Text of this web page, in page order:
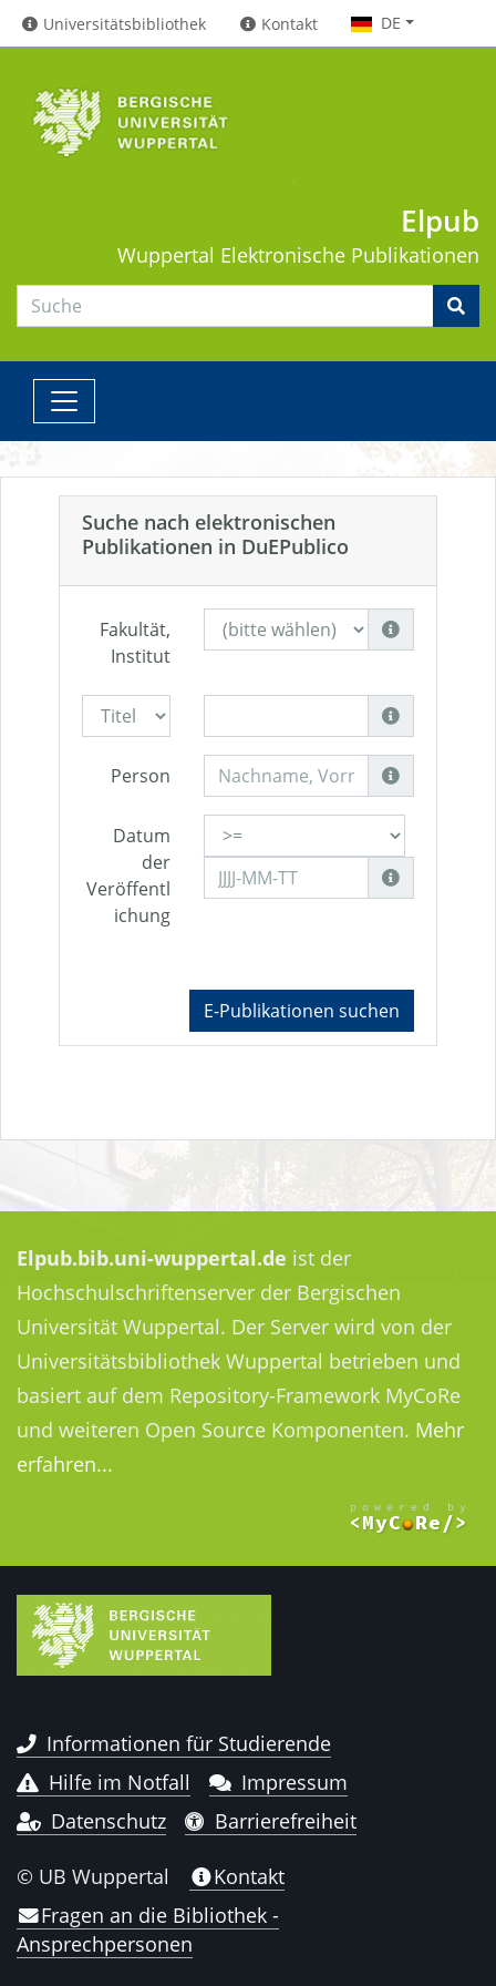
Universitätsbibliothek Kontakt DE
Elpub
Wuppertal Elektronische Publikationen
Suche nach elektronischen
Publikationen in DuEPublico
Fakultät,
Institut
Person
Datum
der
Veröffentl
ichung
E-Publikationen suchen
Elpub.bib.uni-wuppertal.de ist der
Hochschulschriftenserver der Bergischen
Universität Wuppertal. Der Server wird von der
Universitätsbibliothek Wuppertal betrieben und
basiert auf dem Repository-Framework MyCoRe
und weiteren Open Source Komponenten. Mehr
erfahren...
Informationen für Studierende
Hilfe im Notfall
Impressum
Datenschutz
Barrierefreiheit
© UB Wuppertal
Kontakt
Fragen an die Bibliothek -
Ansprechpersonen